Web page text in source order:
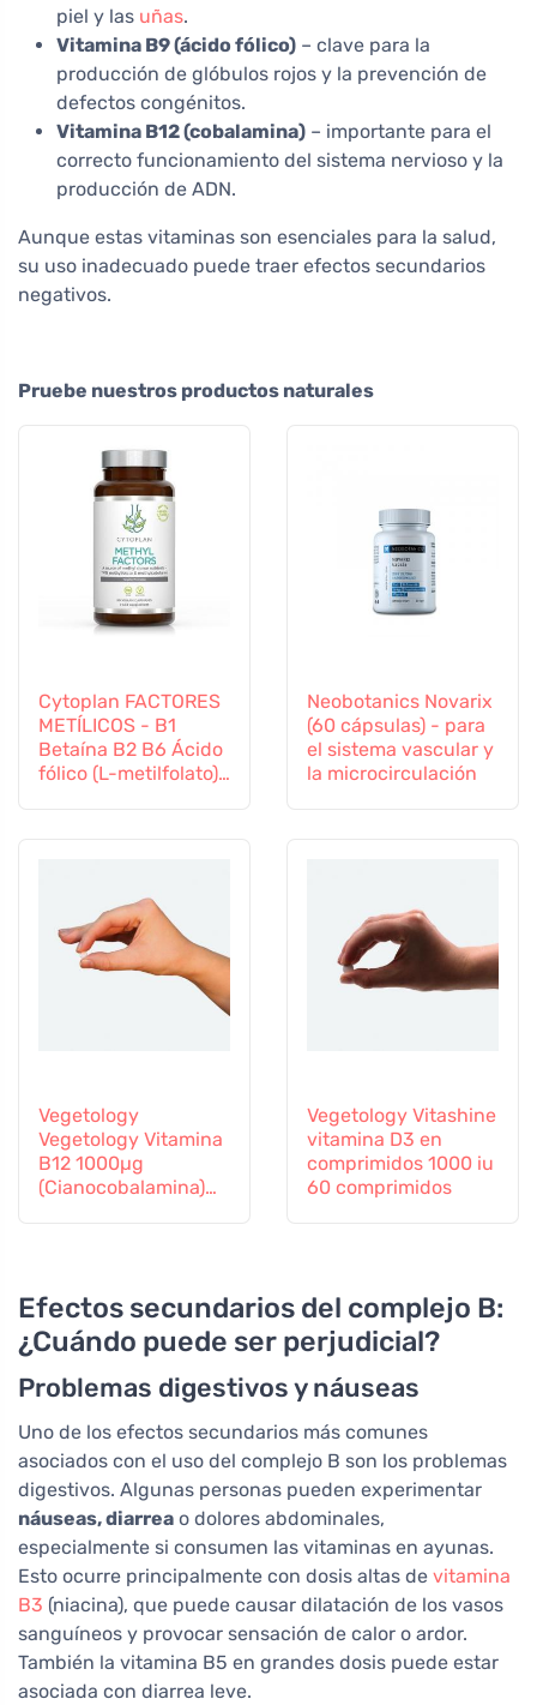
piel y las uñas.
Vitamina B9 (ácido fólico) – clave para la
producción de glóbulos rojos y la prevención de
defectos congénitos.
Vitamina B12 (cobalamina) – importante para el
correcto funcionamiento del sistema nervioso y la
producción de ADN.
Aunque estas vitaminas son esenciales para la salud,
su uso inadecuado puede traer efectos secundarios
negativos.
Pruebe nuestros productos naturales
Cytoplan FACTORES
METÍLICOS - B1
Betaína B2 B6 Ácido
fólico (L-metilfolato)
Neobotanics Novarix
(60 cápsulas) - para
el sistema vascular y
la microcirculación
Vegetology
Vegetology Vitamina
B12 1000µg
(Cianocobalamina)
Vegetology Vitashine
vitamina D3 en
comprimidos 1000 iu
60 comprimidos
Efectos secundarios del complejo B:
¿Cuándo puede ser perjudicial?
Problemas digestivos y náuseas
Uno de los efectos secundarios más comunes
asociados con el uso del complejo B son los problemas
digestivos. Algunas personas pueden experimentar
náuseas, diarrea o dolores abdominales,
especialmente si consumen las vitaminas en ayunas.
Esto ocurre principalmente con dosis altas de vitamina
B3 (niacina), que puede causar dilatación de los vasos
sanguíneos y provocar sensación de calor o ardor.
También la vitamina B5 en grandes dosis puede estar
asociada con diarrea leve.